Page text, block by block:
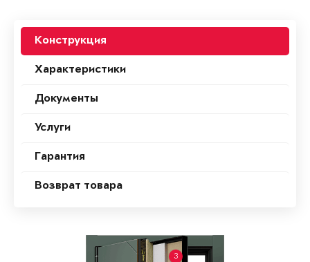
Конструкция
Характеристики
Документы
Услуги
Гарантия
Возврат товара
3